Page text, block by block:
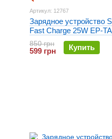
Артикул: 12767
Зарядное устройство
Fast Charge 25W EP-
кабелем Type-C Белое
850 грн
599 грн Купить